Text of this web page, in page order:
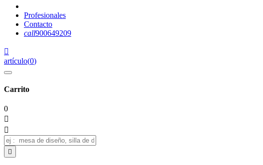
Profesionales
Contacto
call900649209

artículo(0)
Carrito
0


